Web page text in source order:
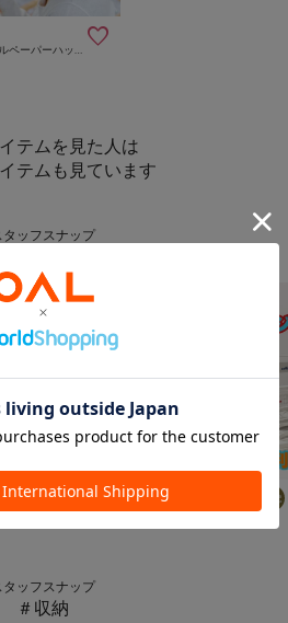
テムを見た人は
テムも見ています
タッフスナップ
3COINS
Suu☺︎ 168cm
3COINS
aya 157cm
タッフスナップ
＃収納